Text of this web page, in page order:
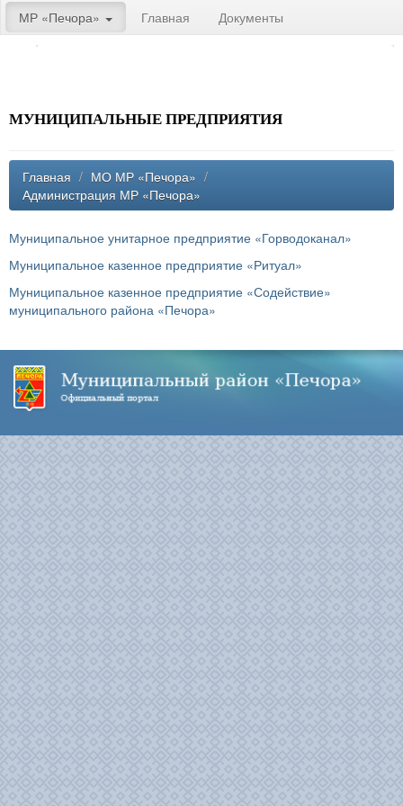
МР «Печора» Главная Документы
МУНИЦИПАЛЬНЫЕ ПРЕДПРИЯТИЯ
Главная / МО МР «Печора» /
Администрация МР «Печора»
Муниципальное унитарное предприятие «Горводоканал»
Муниципальное казенное предприятие «Ритуал»
Муниципальное казенное предприятие «Содействие»
муниципального района «Печора»